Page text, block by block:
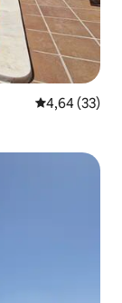
4,64 (33)